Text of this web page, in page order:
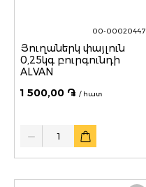
00-00020447
Յուղաներկ փայլուն
0,25կգ բուրգունդի
ALVAN
1 500,00 ֏ / հատ